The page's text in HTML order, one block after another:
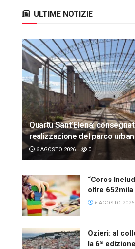
ULTIME NOTIZIE
Quartu Sant’Elena:
realizzazione del parco
6 AGOSTO 2026 0
“Coros
oltre 652mila
6 AGOSTO 2026
Ozieri: al
la 6ª